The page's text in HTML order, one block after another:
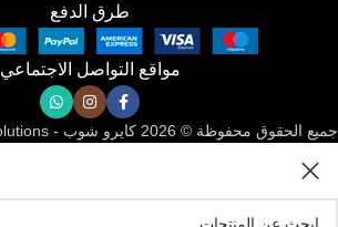
طرق الدفع
مواقع التواصل الاجتماعي
جميع الحقوق محفوظة © 2026 كايرو شوب - YM-solutions